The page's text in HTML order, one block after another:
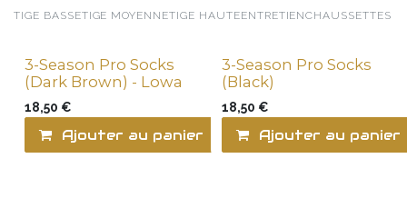
TIGE BASSETIGE MOYENNETIGE HAUTEENTRETIENCHAUSSETTES
3-Season Pro Socks
(Dark Brown) - Lowa
18,50 €
Ajouter au panier Comparer
3-Season Pro Socks
(Black)
18,50 €
Ajouter au panier